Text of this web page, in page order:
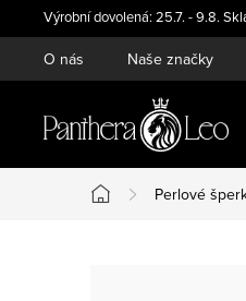
na
obsah
Výrobní dovolená: 25.7. - 9.8.
O nás Naše značky
Domů
Perlové